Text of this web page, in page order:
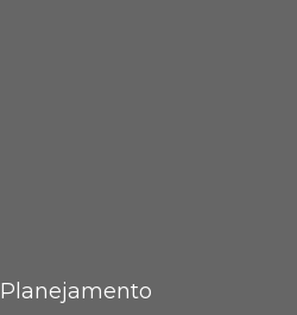
Planejamento